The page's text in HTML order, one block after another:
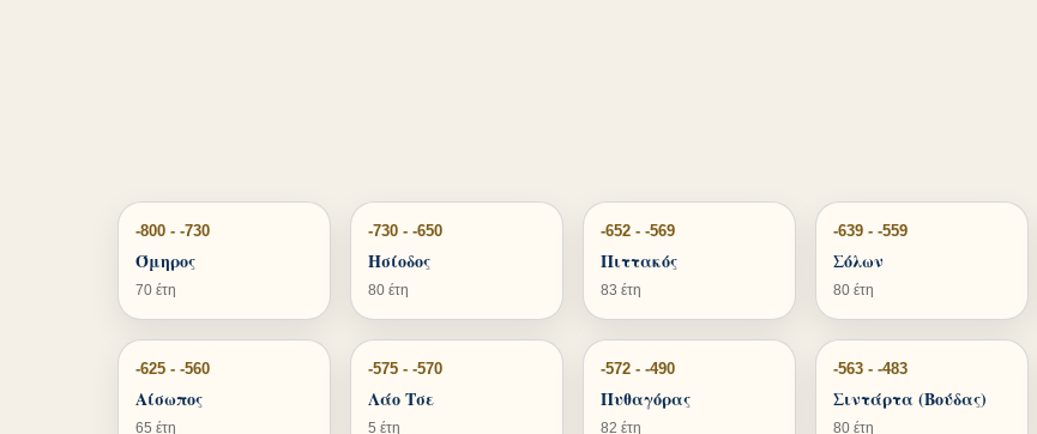
-800 - -730
Όμηρος
70 έτη
-730 - -650
Ησίοδος
80 έτη
-652 - -569
Πιττακός
83 έτη
-639 - -559
Σόλων
80 έτη
-625 - -560
Αίσωπος
65 έτη
-575 - -570
Λάο Τσε
5 έτη
-572 - -490
Πυθαγόρας
82 έτη
-563 - -483
Σιντάρτα (Βούδας)
80 έτη